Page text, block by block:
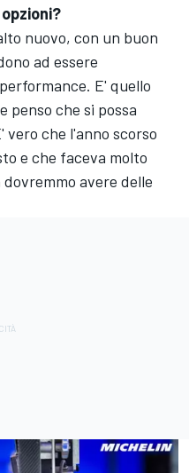
nuovo, con un buon
ad essere
E' quello
penso che si possa
che l'anno scorso
e che faceva molto
avere delle